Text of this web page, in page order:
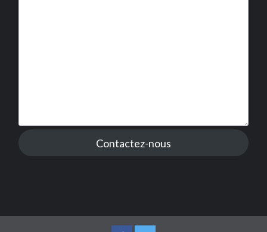
Contactez-nous